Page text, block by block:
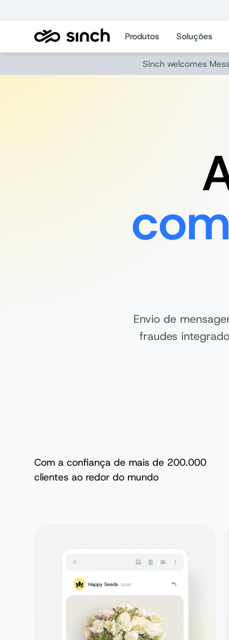
Produtos Soluções
Sinch welcomes
Envio de
fraudes
Com a confiança de mais de 200.000
clientes ao redor do mundo